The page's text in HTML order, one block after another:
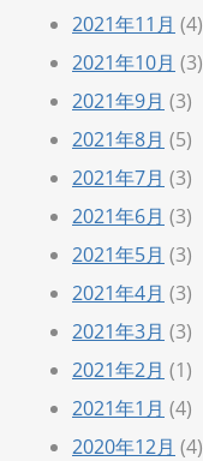
2021年11月 (4)
2021年10月 (3)
2021年9月 (3)
2021年8月 (5)
2021年7月 (3)
2021年6月 (3)
2021年5月 (3)
2021年4月 (3)
2021年3月 (3)
2021年2月 (1)
2021年1月 (4)
2020年12月 (4)